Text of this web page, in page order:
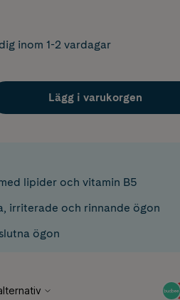
inom 1-2 vardagar
Lägg i varukorgen
lipider och vitamin B5
irriterade och rinnande ögon
ögon